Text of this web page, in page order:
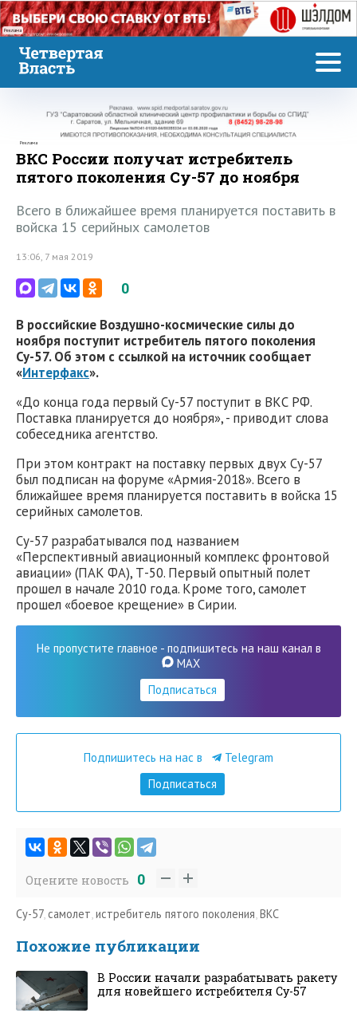
Реклама
Реклама
ВКС России получат истребитель
пятого поколения Су-57 до ноября
Всего в ближайшее время планируется поставить в
войска 15 серийных самолетов
13:06, 7 мая 2019
0
В российские Воздушно-космические силы до
ноября поступит истребитель пятого поколения
Су-57. Об этом с ссылкой на источник сообщает
«Интерфакс».
«До конца года первый Су-57 поступит в ВКС РФ.
Поставка планируется до ноября», - приводит слова
собеседника агентство.
При этом контракт на поставку первых двух Су-57
был подписан на форуме «Армия-2018». Всего в
ближайшее время планируется поставить в войска 15
серийных самолетов.
Су-57 разрабатывался под названием
«Перспективный авиационный комплекс фронтовой
авиации» (ПАК ФА), Т-50. Первый опытный полет
прошел в начале 2010 года. Кроме того, самолет
прошел «боевое крещение» в Сирии.
Не пропустите главное - подпишитесь на наш канал в
MAX
Подписаться
Подпишитесь на нас в
Telegram
Подписаться
Оцените новость 0
Су-57, самолет истребитель пятого поколения ВКС
Похожие публикации
В России начали разрабатывать ракету
для новейшего истребителя Су-57